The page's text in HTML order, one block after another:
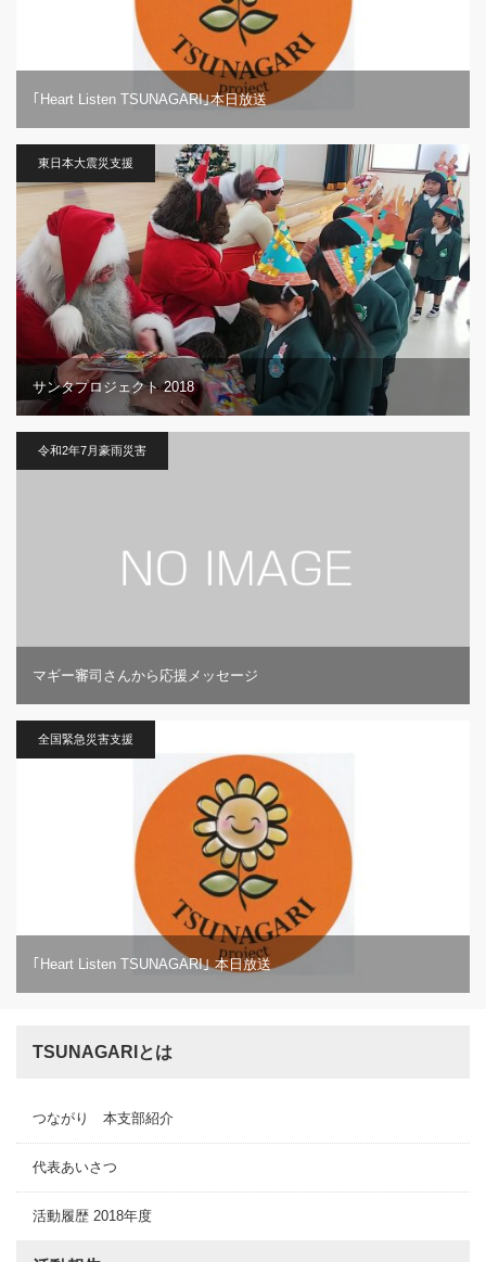
｢Heart Listen TSUNAGARI｣本日放送
東日本大震災支援
サンタプロジェクト 2018
令和2年7月豪雨災害
マギー審司さんから応援メッセージ
全国緊急災害支援
｢Heart Listen TSUNAGARI｣ 本日放送
TSUNAGARIとは
つながり 本支部紹介
代表あいさつ
活動履歴 2018年度